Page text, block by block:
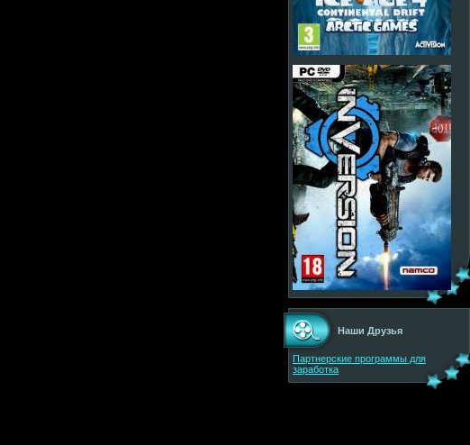
Наши Друзья
Партнерские программы для
заработка